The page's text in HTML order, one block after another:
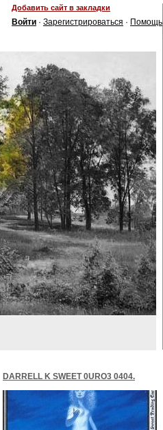
Добавить сайт в закладки
Войти · Зарегистрироваться · Помощь
DARRELL K SWEET 0URO3 0404.
Сладкий, Даррелл K